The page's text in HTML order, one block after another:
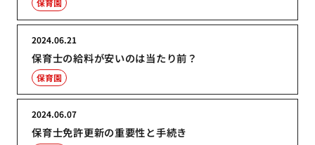
保育園
保育士の給料が安いのは当たり前？
2024.06.21
保育園
保育士免許更新の重要性と手続き
2024.06.07